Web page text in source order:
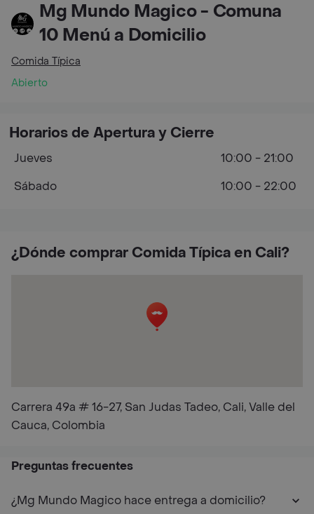
Mg Mundo Magico - Comuna
10 Menú a Domicilio
Comida Típica
Abierto
¿Dónde comprar Comida Típica en Cali?
Carrera 49a # 16-27, San Judas Tadeo, Cali, Valle del
Cauca, Colombia
Horarios de Apertura y Cierre
Jueves
10:00 - 21:00
Sábado
10:00 - 22:00
Preguntas frecuentes
¿Mg Mundo Magico hace entrega a domicilio?